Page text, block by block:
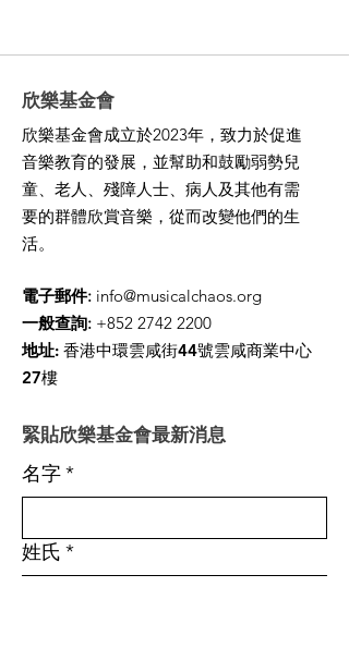
欣樂基金會
欣樂基金會成立於2023年，致力於促進
音樂教育的發展，並幫助和鼓勵弱勢兒
童、老人、殘障人士、病人及其他有需
要的群體欣賞音樂，從而改變他們的生
活。
電子郵件: info@musicalchaos.org
一般查詢: +852 2742 2200
地址: 香港中環雲咸街44號雲咸商業中心
27樓
緊貼欣樂基金會最新消息
名字*
姓氏 *